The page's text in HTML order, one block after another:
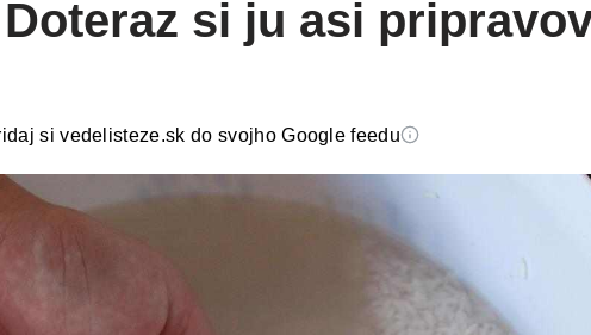
si ju asi
si vedelisteze.sk do svojho Google feedu